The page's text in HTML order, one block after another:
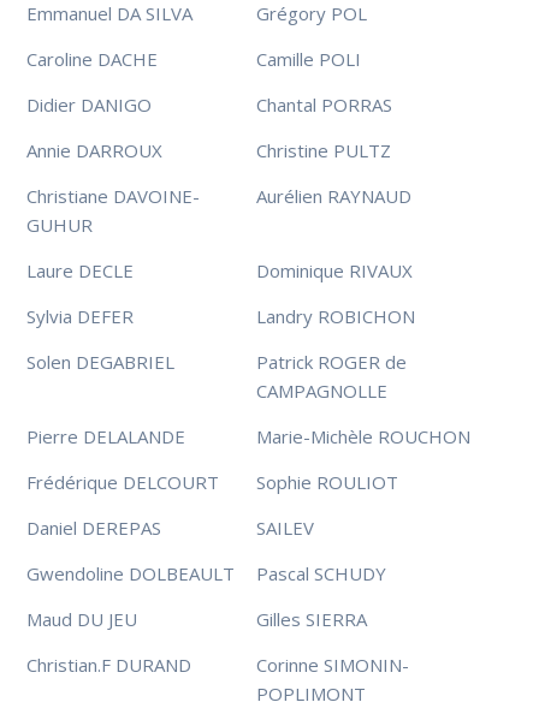
Emmanuel DA SILVA
Grégory POL
Caroline DACHE
Camille POLI
Didier DANIGO
Chantal PORRAS
Annie DARROUX
Christine PULTZ
Christiane DAVOINE-
GUHUR
Aurélien RAYNAUD
Laure DECLE
Dominique RIVAUX
Sylvia DEFER
Landry ROBICHON
Solen DEGABRIEL
Patrick ROGER de
CAMPAGNOLLE
Pierre DELALANDE
Marie-Michèle ROUCHON
Frédérique DELCOURT
Sophie ROULIOT
Daniel DEREPAS
SAILEV
Gwendoline DOLBEAULT
Pascal SCHUDY
Maud DU JEU
Gilles SIERRA
Christian.F DURAND
Corinne SIMONIN-
POPLIMONT